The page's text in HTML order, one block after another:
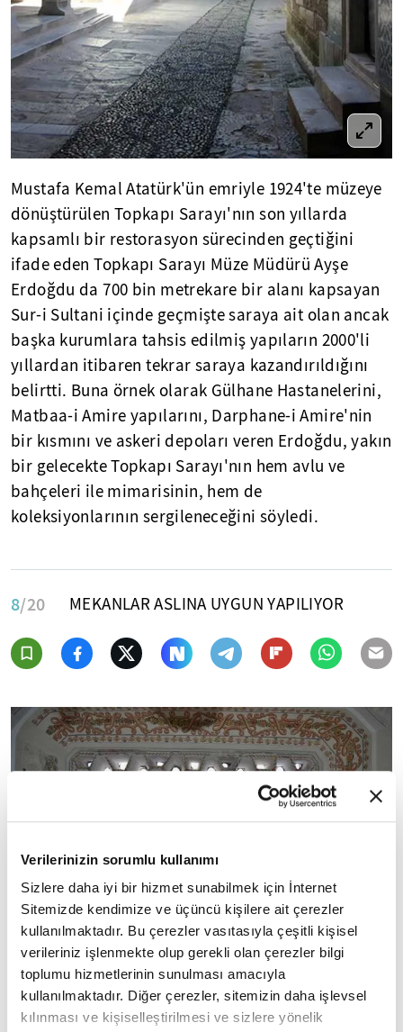
Verilerinizin sorumlu kullanımı
Sizlere daha iyi bir hizmet sunabilmek için İnternet
Sitemizde kendimize ve üçüncü kişilere ait çerezler
kullanılmaktadır. Bu çerezler vasıtasıyla çeşitli kişisel
verileriniz işlenmekte olup gerekli olan çerezler bilgi
toplumu hizmetlerinin sunulması amacıyla
kullanılmaktadır. Diğer çerezler, sitemizin daha işlevsel
kılınması ve kişiselleştirilmesi ve sizlere yönelik
Mustafa Kemal Atatürk'ün emriyle 1924'te müzeye
dönüştürülen Topkapı Sarayı'nın son yıllarda
kapsamlı bir restorasyon sürecinden geçtiğini
ifade eden Topkapı Sarayı Müze Müdürü Ayşe
Erdoğdu da 700 bin metrekare bir alanı kapsayan
Sur-i Sultani içinde geçmişte saraya ait olan ancak
başka kurumlara tahsis edilmiş yapıların 2000'li
yıllardan itibaren tekrar saraya kazandırıldığını
belirtti. Buna örnek olarak Gülhane Hastanelerini,
Matbaa-i Amire yapılarını, Darphane-i Amire'nin
bir kısmını ve askeri depoları veren Erdoğdu, yakın
bir gelecekte Topkapı Sarayı'nın hem avlu ve
bahçeleri ile mimarisinin, hem de
koleksiyonlarının sergileneceğini söyledi.
8/20 MEKANLAR ASLINA UYGUN YAPILIYOR
Sarayda yakın zamanda ziyarete açılan ve
açılacak yerler hakkında da bilgi veren Erdoğdu,
"Saray yapıları ve Harem'de kapsamlı bir